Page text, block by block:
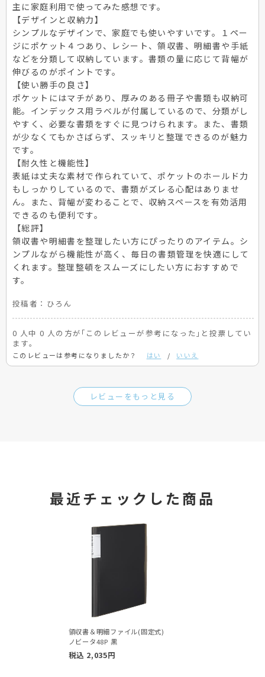
主に家庭利用で使ってみた感想です。
【デザインと収納力】
シンプルなデザインで、家庭でも使いやすいです。１ペー
ジにポケット４つあり、レシート、領収書、明細書や手紙
などを分類して収納しています。書類の量に応じて背幅が
伸びるのがポイントです。
【使い勝手の良さ】
ポケットにはマチがあり、厚みのある冊子や書類も収納可
能。インデックス用ラベルが付属しているので、分類がし
やすく、必要な書類をすぐに見つけられます。また、書類
が少なくてもかさばらず、スッキリと整理できるのが魅力
です。
【耐久性と機能性】
表紙は丈夫な素材で作られていて、ポケットのホールド力
もしっかりしているので、書類がズレる心配はありませ
ん。また、背幅が変わることで、収納スペースを有効活用
できるのも便利です。
【総評】
領収書や明細書を整理したい方にぴったりのアイテム。シ
ンプルながら機能性が高く、毎日の書類管理を快適にして
くれます。整理整頓をスムーズにしたい方におすすめで
す。
投稿者： ひろん
0 人中 0 人の方が｢このレビューが参考になった｣と投票してい
ます。
このレビューは参考になりましたか？ はい / いいえ
レビューをもっと見る
最近チェックした商品
領収書＆明細ファイル(固定式)
ノビータ48P 黒
税込 2,035円